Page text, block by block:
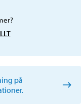
på